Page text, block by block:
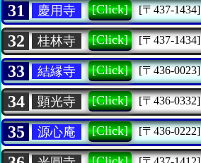
31 慶用寺 [Click] [〒437-1434]
32 桂林寺 [Click] [〒437-1434]
33 結縁寺 [Click] [〒436-0023]
34 顕光寺 [Click] [〒436-0332]
35 源心庵 [Click] [〒436-0222]